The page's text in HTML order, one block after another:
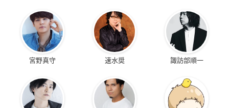
宮野真守 速水奨 諏訪部順一